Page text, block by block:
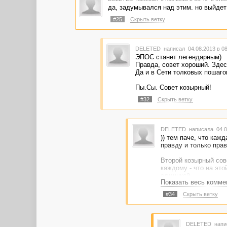
да, задумывался над этим. но
#25 Скрыть ветку
DELETED написал 04.08.2013 в
ЭПОС станет легендарным)
Правда, совет хороший.
Да и в Сети толковых
Пы.Сы. Совет козырный!
#32 Скрыть ветку
DELETED написала
)) тем паче, что
правду и только
Второй козырный
каждому - что на
Третий: выбор
догадаешься, как
Ну, на первое время
должна
Показать весь
#34 Скрыть ветку
DELETED